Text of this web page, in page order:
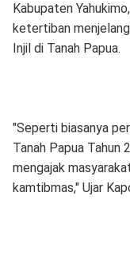
Kabupaten
ketertiban
Injil di Tanah Papua.
"Seperti biasanya
Tanah Papua Tahun
mengajak
kamtibmas," Ujar